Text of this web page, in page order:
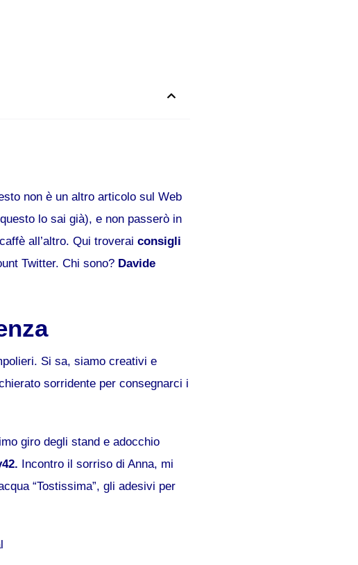
non è un altro articolo sul Web
lo sai già), e non passerò in
all’altro. Qui troverai consigli
Twitter. Chi sono? Davide
Si sa, siamo creativi e
sorridente per consegnarci i
giro degli stand e adocchio
Incontro il sorriso di Anna, mi
“Tostissima”, gli adesivi per